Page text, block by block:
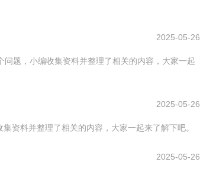
2025-05-26
题，小编收集资料并整理了相关的内容，大家一起
2025-05-26
资料并整理了相关的内容，大家一起来了解下吧。
2025-05-26